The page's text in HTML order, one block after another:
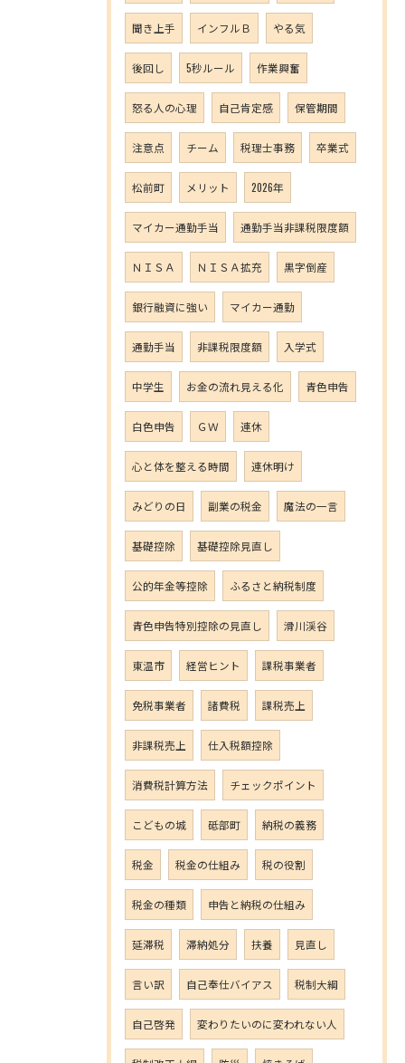
聞き上手 インフルＢ やる気
後回し 5秒ルール 作業興奮
怒る人の心理 自己肯定感 保管期間
注意点 チーム 税理士事務 卒業式
松前町 メリット 2026年
マイカー通勤手当 通勤手当非課税限度額
ＮＩＳＡ ＮＩＳＡ拡充 黒字倒産
銀行融資に強い マイカー通勤
通勤手当 非課税限度額 入学式
中学生 お金の流れ見える化 青色申告
白色申告 ＧＷ 連休
心と体を整える時間 連休明け
みどりの日 副業の税金 魔法の一言
基礎控除 基礎控除見直し
公的年金等控除 ふるさと納税制度
青色申告特別控除の見直し 滑川渓谷
東温市 経営ヒント 課税事業者
免税事業者 諸費税 課税売上
非課税売上 仕入税額控除
消費税計算方法 チェックポイント
こどもの城 砥部町 納税の義務
税金 税金の仕組み 税の役割
税金の種類 申告と納税の仕組み
延滞税 滞納処分 扶養 見直し
言い訳 自己奉仕バイアス 税制大綱
自己啓発 変わりたいのに変われない人